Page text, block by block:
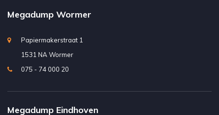
Megadump Wormer
Papiermakerstraat 1
1531 NA Wormer
075 - 74 000 20
Megadump Eindhoven